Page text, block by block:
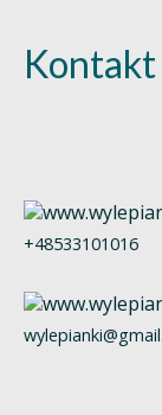
Kontakt
+48533101016